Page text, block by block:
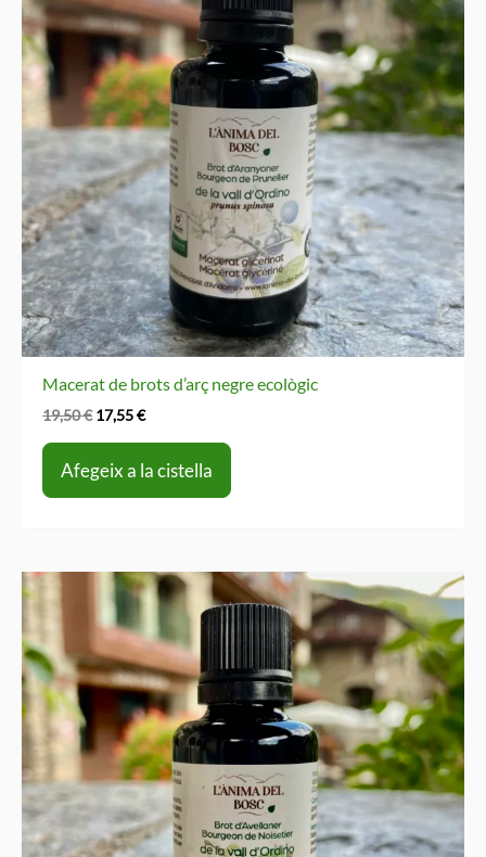
Macerat de brots d’arç negre ecològic
19,50€ El
era:
17,55€El
és:
Afegeix a la cistella